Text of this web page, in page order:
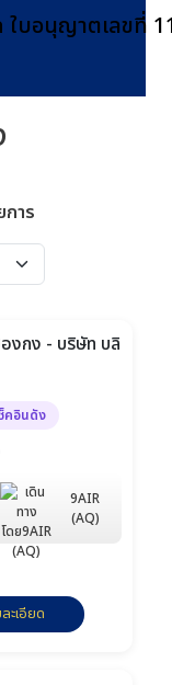
าร
คอินดัง
9AIR
(AQ)
ะเอียด